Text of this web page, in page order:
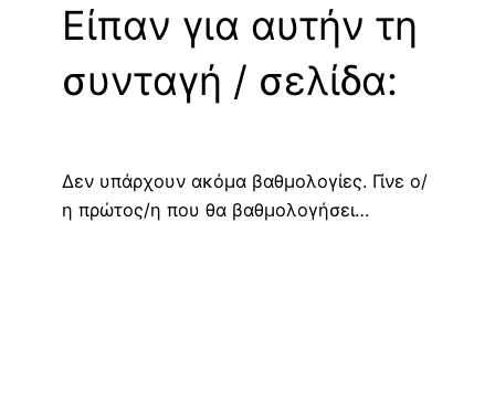
Είπαν για αυτήν τη
συνταγή / σελίδα:
Δεν υπάρχουν ακόμα βαθμολογίες. Γίνε ο/
η πρώτος/η που θα βαθμολογήσει…